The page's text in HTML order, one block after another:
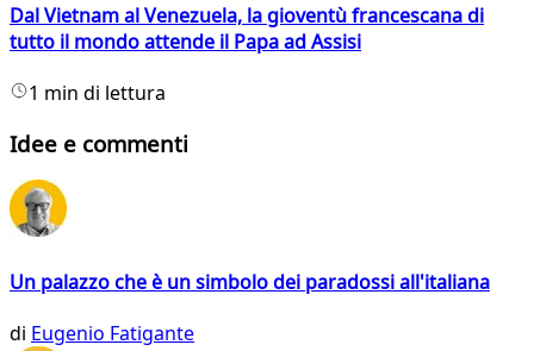
Dal Vietnam al Venezuela, la gioventù francescana di
tutto il mondo attende il Papa ad Assisi
1 min di lettura
Idee e commenti
Un palazzo che è un simbolo dei paradossi all'italiana
di Eugenio Fatigante